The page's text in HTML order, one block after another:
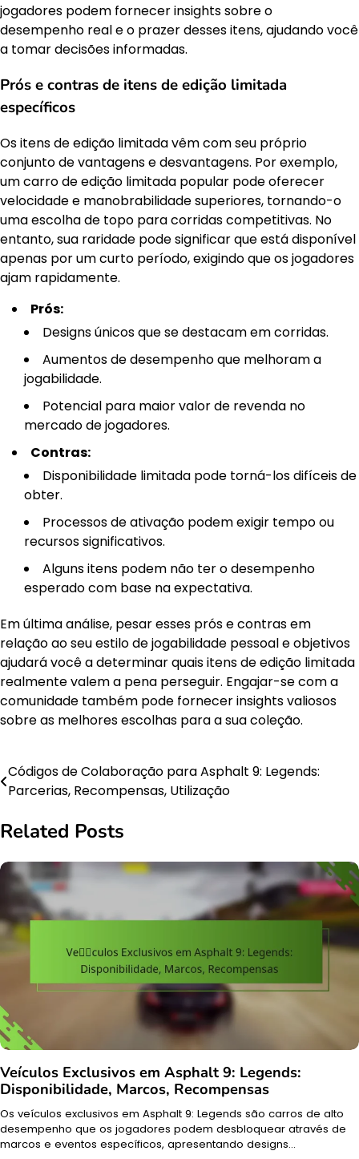
jogadores podem fornecer insights sobre o
desempenho real e o prazer desses itens, ajudando você
a tomar decisões informadas.
Prós e contras de itens de edição limitada
específicos
Os itens de edição limitada vêm com seu próprio
conjunto de vantagens e desvantagens. Por exemplo,
um carro de edição limitada popular pode oferecer
velocidade e manobrabilidade superiores, tornando-o
uma escolha de topo para corridas competitivas. No
entanto, sua raridade pode significar que está disponível
apenas por um curto período, exigindo que os jogadores
ajam rapidamente.
Prós:
Designs únicos que se destacam em corridas.
Aumentos de desempenho que melhoram a
jogabilidade.
Potencial para maior valor de revenda no
mercado de jogadores.
Contras:
Disponibilidade limitada pode torná-los difíceis de
obter.
Processos de ativação podem exigir tempo ou
recursos significativos.
Alguns itens podem não ter o desempenho
esperado com base na expectativa.
Em última análise, pesar esses prós e contras em
relação ao seu estilo de jogabilidade pessoal e objetivos
ajudará você a determinar quais itens de edição limitada
realmente valem a pena perseguir. Engajar-se com a
comunidade também pode fornecer insights valiosos
sobre as melhores escolhas para a sua coleção.
Post
navigation
Códigos de Colaboração para Asphalt 9: Legends:
Parcerias, Recompensas, Utilização
Related Posts
Veículos Exclusivos em Asphalt 9: Legends:
Disponibilidade, Marcos, Recompensas
Os veículos exclusivos em Asphalt 9: Legends são carros de alto
desempenho que os jogadores podem desbloquear através de
marcos e eventos específicos, apresentando designs…